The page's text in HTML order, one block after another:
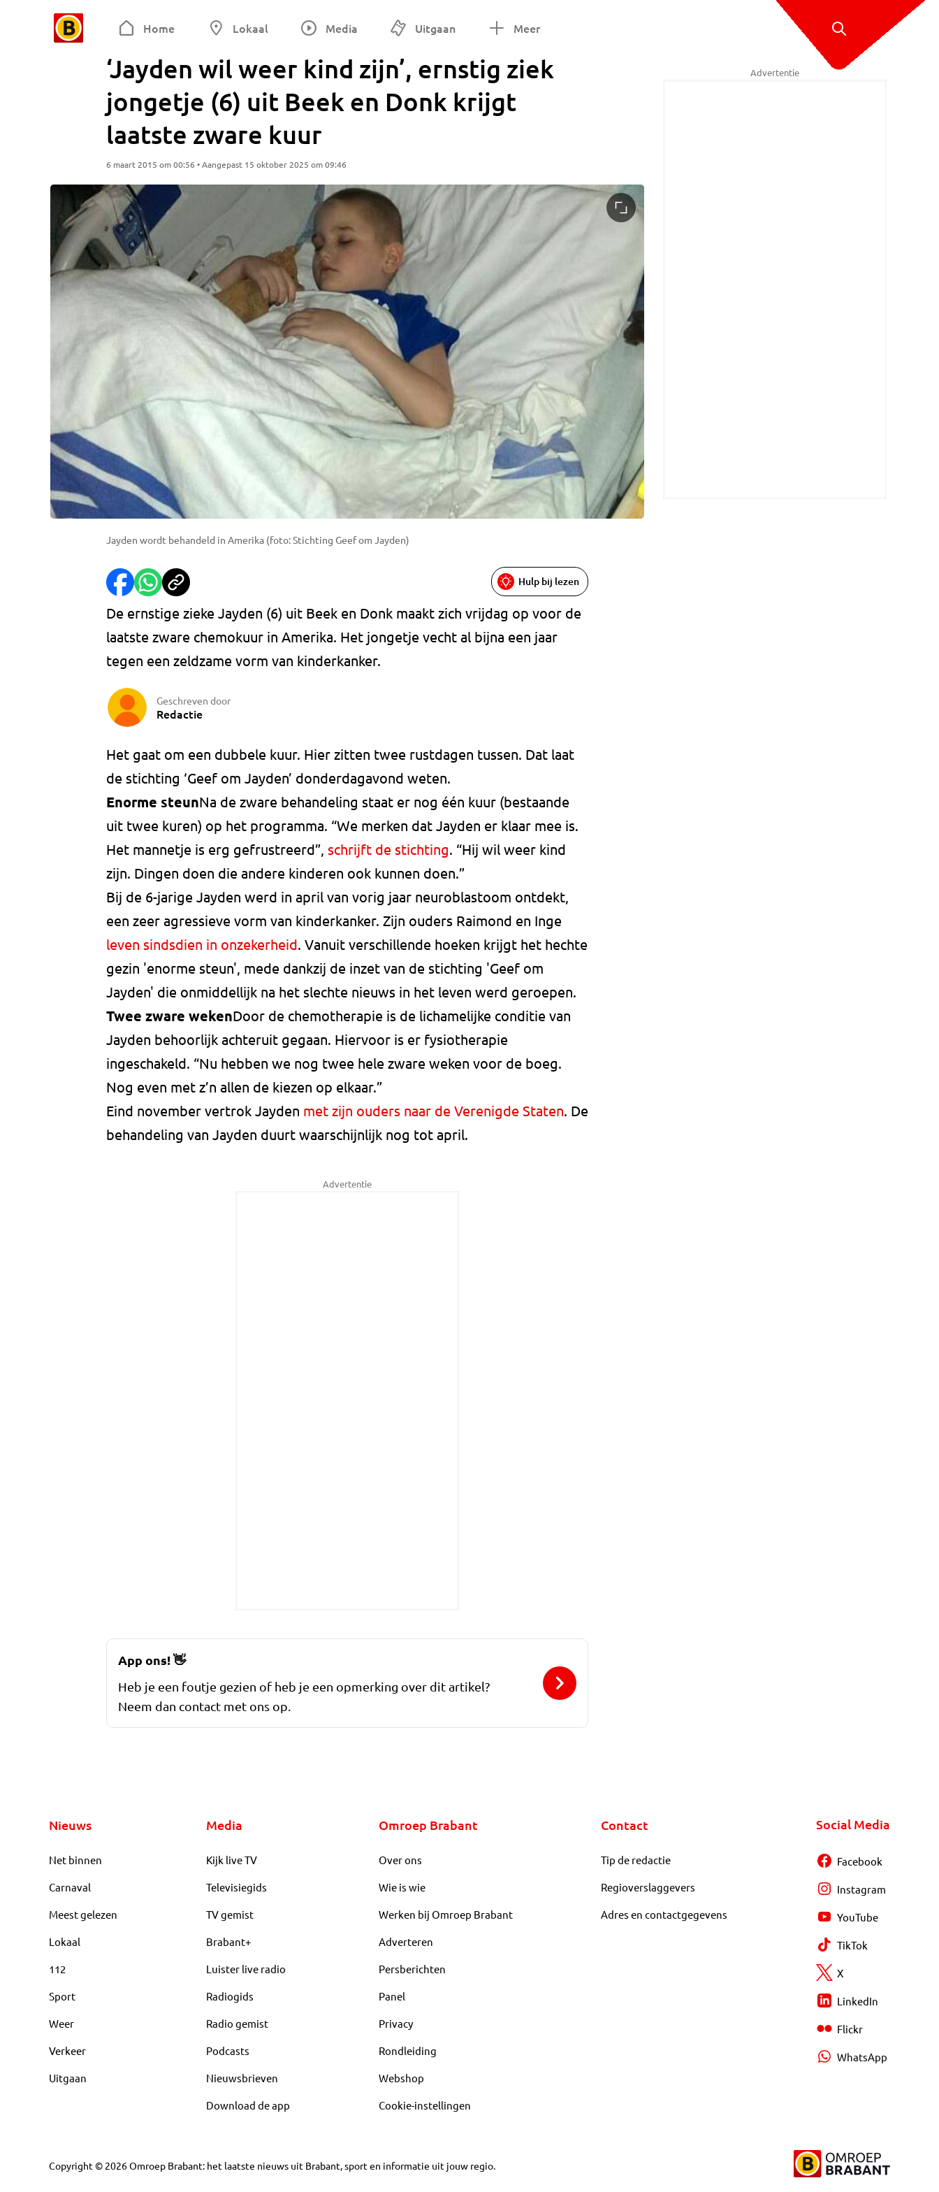
Home Lokaal Media Uitgaan Meer
‘Jayden wil weer kind zijn’, ernstig ziek
jongetje (6) uit Beek en Donk krijgt
laatste zware kuur
6 maart 2015 om 00:56 • Aangepast 15 oktober 2025 om 09:46
Jayden wordt behandeld in Amerika (foto: Stichting Geef om Jayden)
Hulp bij lezen
De ernstige zieke Jayden (6) uit Beek en Donk maakt zich vrijdag op voor de
laatste zware chemokuur in Amerika. Het jongetje vecht al bijna een jaar
tegen een zeldzame vorm van kinderkanker.
Geschreven door
Redactie
Het gaat om een dubbele kuur. Hier zitten twee rustdagen tussen. Dat laat
de stichting ‘Geef om Jayden’ donderdagavond weten.
Enorme steunNa de zware behandeling staat er nog één kuur (bestaande
uit twee kuren) op het programma. “We merken dat Jayden er klaar mee is.
Het mannetje is erg gefrustreerd”, schrijft de stichting. “Hij wil weer kind
zijn. Dingen doen die andere kinderen ook kunnen doen.”
Bij de 6-jarige Jayden werd in april van vorig jaar neuroblastoom ontdekt,
een zeer agressieve vorm van kinderkanker. Zijn ouders Raimond en Inge
leven sindsdien in onzekerheid. Vanuit verschillende hoeken krijgt het hechte
gezin 'enorme steun', mede dankzij de inzet van de stichting 'Geef om
Jayden' die onmiddellijk na het slechte nieuws in het leven werd geroepen.
Twee zware wekenDoor de chemotherapie is de lichamelijke conditie van
Jayden behoorlijk achteruit gegaan. Hiervoor is er fysiotherapie
ingeschakeld. “Nu hebben we nog twee hele zware weken voor de boeg.
Nog even met z’n allen de kiezen op elkaar.”
Eind november vertrok Jayden met zijn ouders naar de Verenigde Staten. De
behandeling van Jayden duurt waarschijnlijk nog tot april.
Advertentie
Advertentie
App ons!👋
Heb je een foutje gezien of heb je een opmerking over dit artikel?
Neem dan contact met ons op.
Nieuws
Net binnen
Carnaval
Meest gelezen
Lokaal
112
Sport
Weer
Verkeer
Uitgaan
Media
Kijk live TV
Televisiegids
TV gemist
Brabant+
Luister live radio
Radiogids
Radio gemist
Podcasts
Nieuwsbrieven
Download de app
Omroep Brabant
Over ons
Wie is wie
Werken bij Omroep Brabant
Adverteren
Persberichten
Panel
Privacy
Rondleiding
Webshop
Cookie-instellingen
Contact
Tip de redactie
Regioverslaggevers
Adres en contactgegevens
Social Media
Facebook
Instagram
YouTube
TikTok
X
LinkedIn
Flickr
WhatsApp
Copyright © 2026Omroep Brabant: het laatste nieuws uit Brabant, sport en informatie uit jouw regio.